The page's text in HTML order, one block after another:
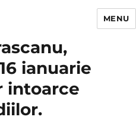
MENU
ianuarie
intoarce